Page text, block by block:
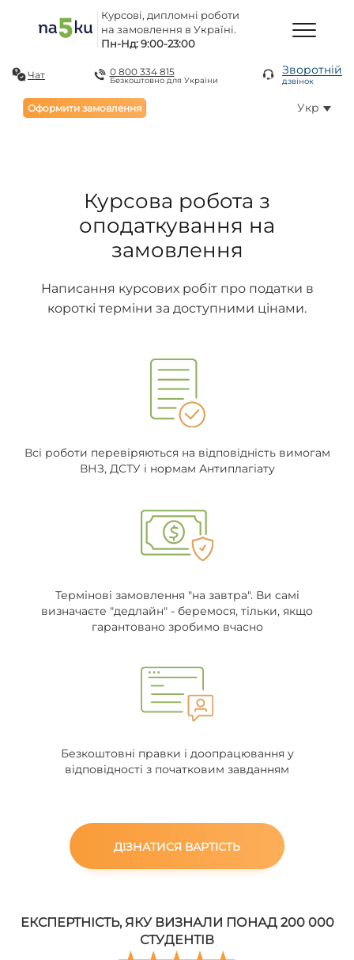
Курсові, дипломні роботи
на замовлення в Україні.
Пн-Нд: 9:00-23:00
Чат 0 800 334 815
Безкоштовно для України
Зворотній
дзвінок
Оформити замовлення Укр
Курсова робота з
оподаткування на
замовлення
Написання курсових робіт про податки в
короткі терміни за доступними цінами.
Всі роботи перевіряються на відповідність вимогам
ВНЗ, ДСТУ і нормам Антиплагіату
Термінові замовлення "на завтра". Ви самі
визначаєте "дедлайн" - беремося, тільки, якщо
гарантовано зробимо вчасно
Безкоштовні правки і доопрацювання у
відповідності з початковим завданням
ДІЗНАТИСЯ ВАРТІСТЬ
ЕКСПЕРТНІСТЬ, ЯКУ ВИЗНАЛИ ПОНАД 200 000
СТУДЕНТІВ